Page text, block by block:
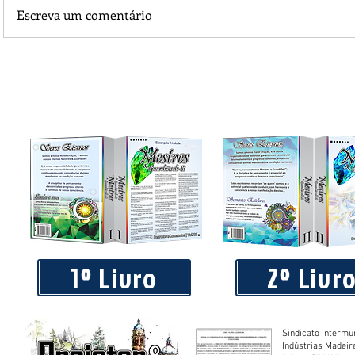
Praça 04 de Julho recebe novos equipamentos de
livre
Escreva um comentário
1º Livro 2º
Sindicato
Indústrias